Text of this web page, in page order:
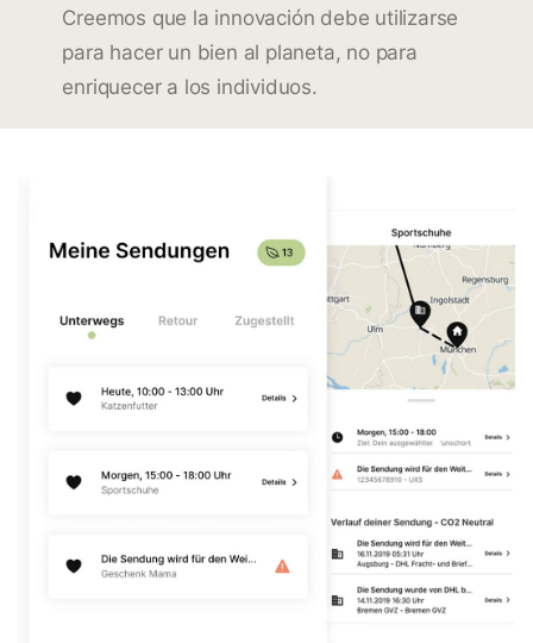
Creemos que la innovación debe utilizarse
para hacer un bien al planeta, no para
enriquecer a los individuos.